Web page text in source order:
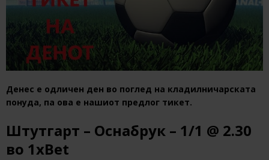
Денес е одличен ден во поглед на кладилничарската
понуда, па ова е нашиот предлог тикет.
Штутгарт – Оснабрук – 1/1 @ 2.30
во 1xBet